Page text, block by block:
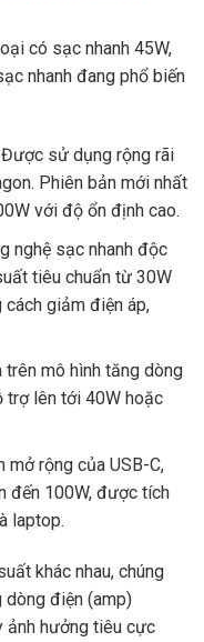
có sạc nhanh 45W,
nhanh đang phổ biến
sử dụng rộng rãi
Phiên bản mới nhất
với độ ổn định cao.
nghệ sạc nhanh độc
tiêu chuẩn từ 30W
cách giảm điện áp,
mô hình tăng dòng
lên tới 40W hoặc
mở rộng của USB-C,
đến 100W, được tích
laptop.
khác nhau, chúng
điện (amp)
ảnh hưởng tiêu cực